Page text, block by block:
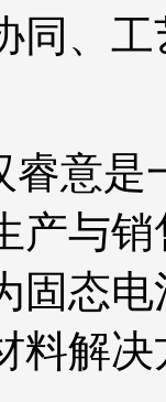
同、
睿意
产与
固态
料解决